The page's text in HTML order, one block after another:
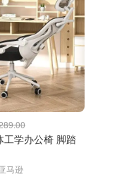
工学办公椅 脚踏
马逊